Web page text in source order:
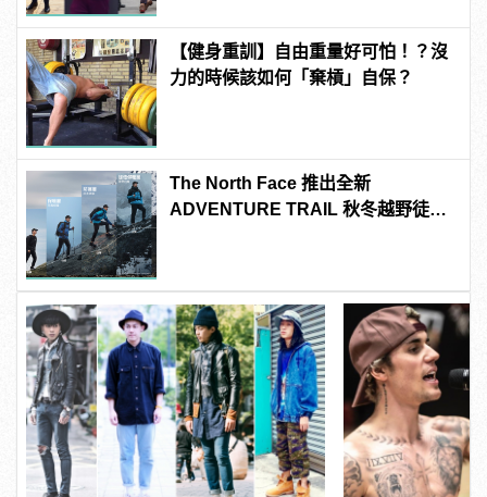
【健身重訓】自由重量好可怕！？沒
力的時候該如何「棄槓」自保？
The North Face 推出全新
ADVENTURE TRAIL 秋冬越野徒步